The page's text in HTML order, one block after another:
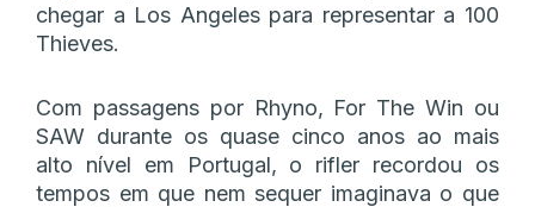
chegar a Los Angeles para representar a 100
Thieves.
Com passagens por Rhyno, For The Win ou
SAW durante os quase cinco anos ao mais
alto nível em Portugal, o rifler recordou os
tempos em que nem sequer imaginava o que